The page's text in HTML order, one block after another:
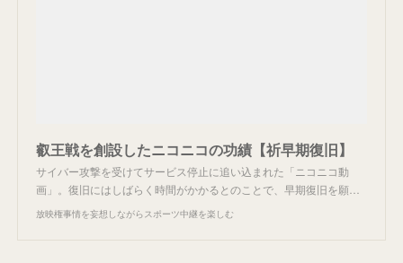
叡王戦を創設したニコニコの功績【祈早期復旧】
サイバー攻撃を受けてサービス停止に追い込まれた「ニコニコ動
画」。復旧にはしばらく時間がかかるとのことで、早期復旧を願…
放映権事情を妄想しながらスポーツ中継を楽しむ